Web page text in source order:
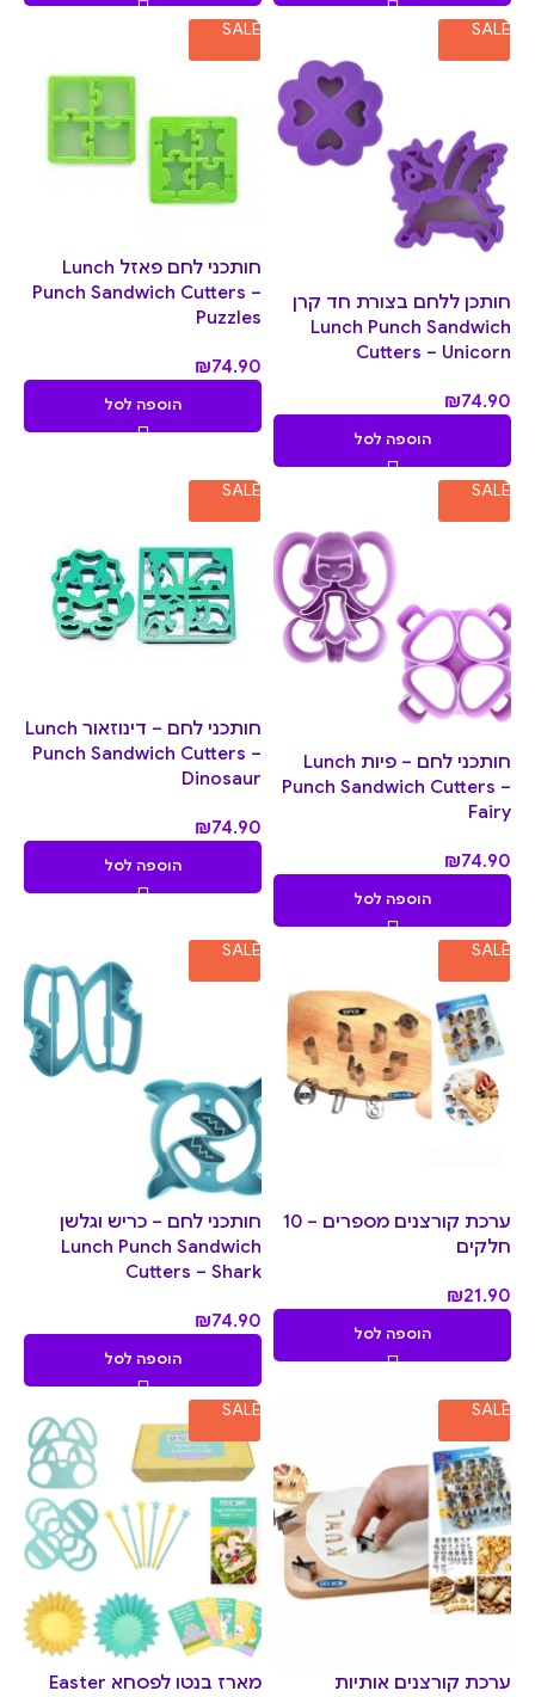
SALE
חותכן ללחם בצורת חד קרן
Lunch Punch Sandwich
Cutters – Unicorn
₪74.90
הוספה לסל
SALE
חותכני לחם פאזל Lunch
Punch Sandwich Cutters –
Puzzles
₪74.90
הוספה לסל
SALE
חותכני לחם – פיות Lunch
Punch Sandwich Cutters –
Fairy
₪74.90
הוספה לסל
SALE
חותכני לחם – דינוזאור Lunch
Punch Sandwich Cutters –
Dinosaur
₪74.90
הוספה לסל
SALE
ערכת קורצנים מספרים – 10
חלקים
₪21.90
הוספה לסל
SALE
חותכני לחם – כריש וגלשן
Lunch Punch Sandwich
Cutters – Shark
₪74.90
הוספה לסל
SALE
ערכת קורצנים אותיות
SALE
מארז בנטו לפסחא Easter